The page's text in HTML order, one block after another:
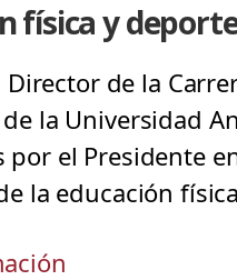
física y
Director de la
la Universidad
por el Presidente
la educación